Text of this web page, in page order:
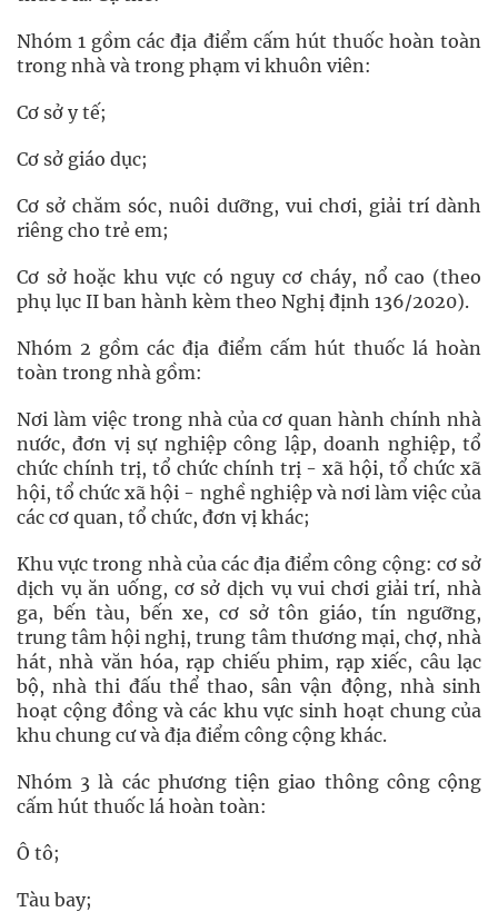
Nhóm 1 gồm các địa điểm cấm hút thuốc hoàn toàn
trong nhà và trong phạm vi khuôn viên:
Cơ sở y tế;
Cơ sở giáo dục;
Cơ sở chăm sóc, nuôi dưỡng, vui chơi, giải trí dành
riêng cho trẻ em;
Cơ sở hoặc khu vực có nguy cơ cháy, nổ cao (theo
phụ lục II ban hành kèm theo Nghị định 136/2020).
Nhóm 2 gồm các địa điểm cấm hút thuốc lá hoàn
toàn trong nhà gồm:
Nơi làm việc trong nhà của cơ quan hành chính nhà
nước, đơn vị sự nghiệp công lập, doanh nghiệp, tổ
chức chính trị, tổ chức chính trị - xã hội, tổ chức xã
hội, tổ chức xã hội - nghề nghiệp và nơi làm việc của
các cơ quan, tổ chức, đơn vị khác;
Khu vực trong nhà của các địa điểm công cộng: cơ sở
dịch vụ ăn uống, cơ sở dịch vụ vui chơi giải trí, nhà
ga, bến tàu, bến xe, cơ sở tôn giáo, tín ngưỡng,
trung tâm hội nghị, trung tâm thương mại, chợ, nhà
hát, nhà văn hóa, rạp chiếu phim, rạp xiếc, câu lạc
bộ, nhà thi đấu thể thao, sân vận động, nhà sinh
hoạt cộng đồng và các khu vực sinh hoạt chung của
khu chung cư và địa điểm công cộng khác.
Nhóm 3 là các phương tiện giao thông công cộng
cấm hút thuốc lá hoàn toàn:
Ô tô;
Tàu bay;